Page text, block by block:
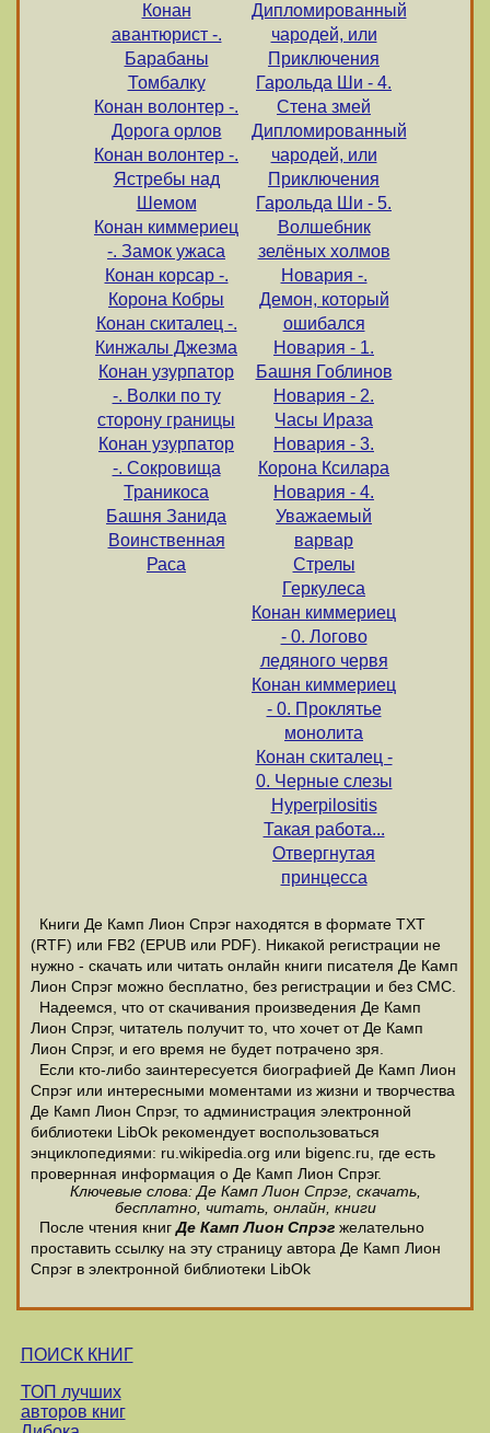
Конан
авантюрист -.
Барабаны
Томбалку
Конан волонтер -.
Дорога орлов
Конан волонтер -.
Ястребы над
Шемом
Конан киммериец
-. Замок ужаса
Конан корсар -.
Корона Кобры
Конан скиталец -.
Кинжалы Джезма
Конан узурпатор
-. Волки по ту
сторону границы
Конан узурпатор
-. Сокровища
Траникоса
Башня Занида
Воинственная
Раса
Дипломированный
чародей, или
Приключения
Гарольда Ши - 4.
Стена змей
Дипломированный
чародей, или
Приключения
Гарольда Ши - 5.
Волшебник
зелёных холмов
Новария -.
Демон, который
ошибался
Новария - 1.
Башня Гоблинов
Новария - 2.
Часы Ираза
Новария - 3.
Корона Ксилара
Новария - 4.
Уважаемый
варвар
Стрелы
Геркулеса
Конан киммериец
- 0. Логово
ледяного червя
Конан киммериец
- 0. Проклятье
монолита
Конан скиталец -
0. Черные слезы
Hyperpilositis
Такая работа...
Отвергнутая
принцесса
Книги Де Камп Лион Спрэг находятся в формате ТХТ
(RTF) или FB2 (EPUB или PDF). Никакой регистрации не
нужно - скачать или читать онлайн книги писателя Де Камп
Лион Спрэг можно бесплатно, без регистрации и без СМС.
Надеемся, что от скачивания произведения Де Камп
Лион Спрэг, читатель получит то, что хочет от Де Камп
Лион Спрэг, и его время не будет потрачено зря.
Если кто-либо заинтересуется биографией Де Камп Лион
Спрэг или интересными моментами из жизни и творчества
Де Камп Лион Спрэг, то администрация электронной
библиотеки LibOk рекомендует воспользоваться
энциклопедиями: ru.wikipedia.org или bigenc.ru, где есть
провернная информация о Де Камп Лион Спрэг.
Ключевые слова: Де Камп Лион Спрэг, скачать,
бесплатно, читать, онлайн, книги
После чтения книгДе Камп Лион Спрэг желательно
проставить ссылку на эту страницу автора Де Камп Лион
Спрэг в электронной библиотеки LibOk
ПОИСК КНИГ
ТОП лучших
авторов книг